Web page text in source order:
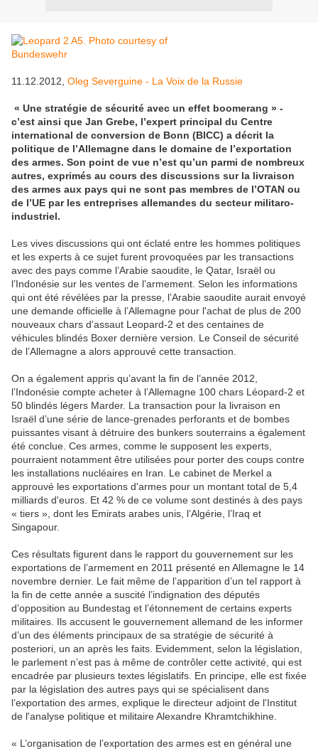
11.12.2012, Oleg Severguine - La Voix de la Russie
« Une stratégie de sécurité avec un effet boomerang » -
c’est ainsi que Jan Grebe, l’expert principal du Centre
international de conversion de Bonn (BICC) a décrit la
politique de l’Allemagne dans le domaine de l’exportation
des armes. Son point de vue n’est qu’un parmi de nombreux
autres, exprimés au cours des discussions sur la livraison
des armes aux pays qui ne sont pas membres de l’OTAN ou
de l’UE par les entreprises allemandes du secteur militaro-
industriel.
Les vives discussions qui ont éclaté entre les hommes politiques
et les experts à ce sujet furent provoquées par les transactions
avec des pays comme l’Arabie saoudite, le Qatar, Israël ou
l’Indonésie sur les ventes de l’armement. Selon les informations
qui ont été révélées par la presse, l’Arabie saoudite aurait envoyé
une demande officielle à l’Allemagne pour l'achat de plus de 200
nouveaux chars d'assaut Leopard-2 et des centaines de
véhicules blindés Boxer dernière version. Le Conseil de sécurité
de l’Allemagne a alors approuvé cette transaction.
On a également appris qu’avant la fin de l’année 2012,
l’Indonésie compte acheter à l’Allemagne 100 chars Léopard-2 et
50 blindés légers Marder. La transaction pour la livraison en
Israël d’une série de lance-grenades perforants et de bombes
puissantes visant à détruire des bunkers souterrains a également
été conclue. Ces armes, comme le supposent les experts,
pourraient notamment être utilisées pour porter des coups contre
les installations nucléaires en Iran. Le cabinet de Merkel a
approuvé les exportations d'armes pour un montant total de 5,4
milliards d'euros. Et 42 % de ce volume sont destinés à des pays
« tiers », dont les Emirats arabes unis, l’Algérie, l’Iraq et
Singapour.
Ces résultats figurent dans le rapport du gouvernement sur les
exportations de l’armement en 2011 présenté en Allemagne le 14
novembre dernier. Le fait même de l’apparition d’un tel rapport à
la fin de cette année a suscité l’indignation des députés
d’opposition au Bundestag et l’étonnement de certains experts
militaires. Ils accusent le gouvernement allemand de les informer
d’un des éléments principaux de sa stratégie de sécurité à
posteriori, un an après les faits. Evidemment, selon la législation,
le parlement n’est pas à même de contrôler cette activité, qui est
encadrée par plusieurs textes législatifs. En principe, elle est fixée
par la législation des autres pays qui se spécialisent dans
l’exportation des armes, explique le directeur adjoint de l'Institut
de l'analyse politique et militaire Alexandre Khramtchikhine.
« L’organisation de l’exportation des armes est en général une